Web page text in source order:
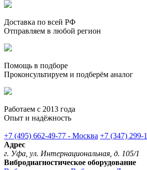
Доставка по всей РФ
Отправляем в любой регион
Помощь в подборе
Проконсультируем и подберём аналог
Работаем с 2013 года
Опыт и надёжность
+7 (495) 662-49-77 - Москва +7 (347) 299-
Адрес
г. Уфа, ул. Интернациональная, д. 105/1
Вибродиагностическое оборудование